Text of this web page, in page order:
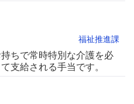
福祉推進課
ちで常時特別な介護を必
支給される手当です。